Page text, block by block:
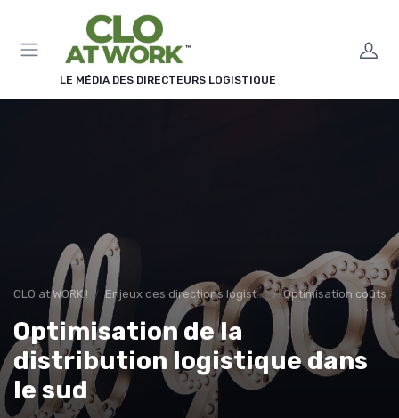
LE MÉDIA DES DIRECTEURS LOGISTIQUE
CLO at WORK ! Enjeux des directions logistiques Optimisation coûts
Optimisation de la
distribution logistique dans
le sud
Panneau de gestion des cookies